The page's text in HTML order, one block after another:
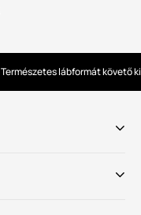
Természetes lábformát követő